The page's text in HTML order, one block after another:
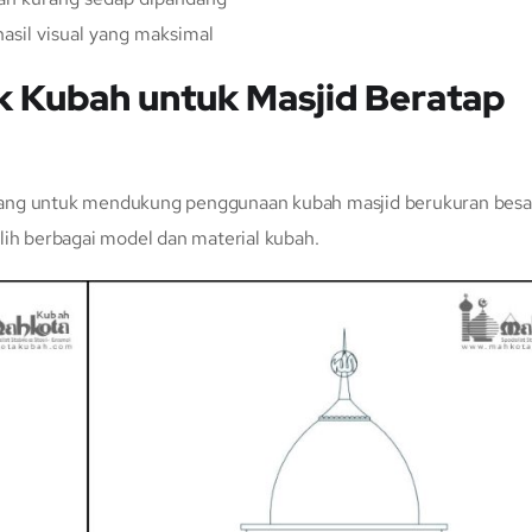
visual yang maksimal
Kubah untuk Masjid Beratap
untuk mendukung penggunaan kubah masjid berukuran
berbagai model dan material kubah.